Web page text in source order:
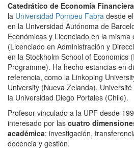
Catedrático de Economía
la Universidad Pompeu Fabra desde
en la Universidad Autónoma de
Económicas y Licenciado en la misma
(Licenciado en Administración y
en la Stockholm School of Economics
Programme). Ha hecho estancias en
referencia, como la Linkoping
University (Nueva Zelanda),
la Universidad Diego Portales (Chile).
Profesor vinculado a la UPF desde
interesado por las cuatro
académica: investigación,
docencia y gestión.